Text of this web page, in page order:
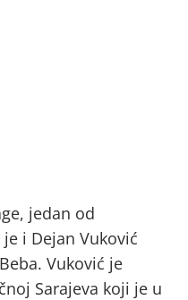
jedan od
i Dejan Vuković
Vuković je
Sarajeva koji je u